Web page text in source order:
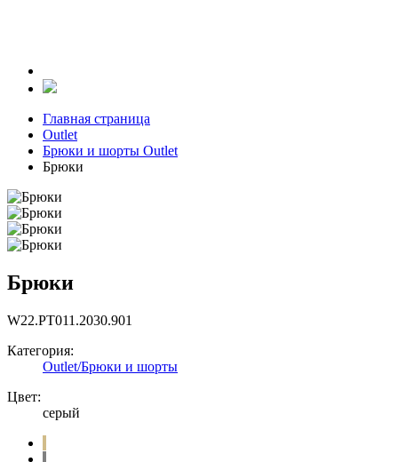
Главная страница
Outlet
Брюки и шорты Outlet
Брюки
Брюки
W22.PT011.2030.901
Категория:
Outlet/Брюки и шорты
Цвет:
серый